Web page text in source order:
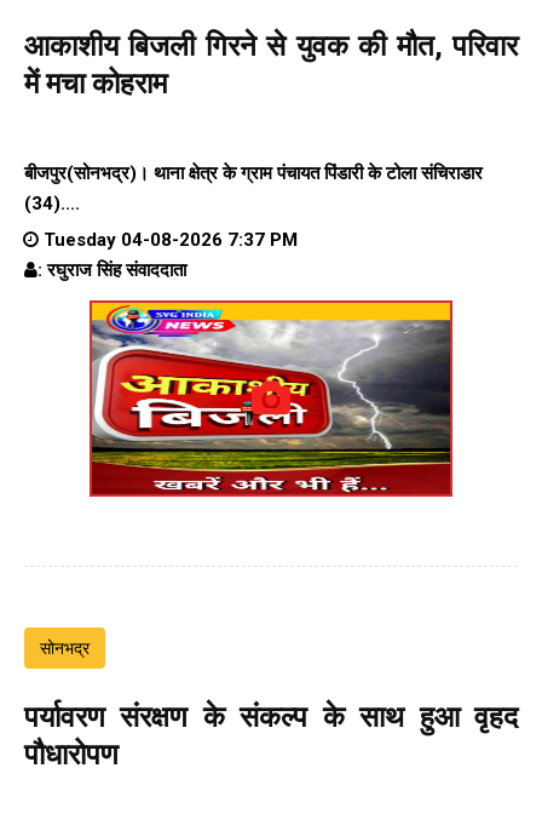
आकाशीय बिजली गिरने से युवक की मौत, परिवार
में मचा कोहराम
बीजपुर(सोनभद्र)। थाना क्षेत्र के ग्राम पंचायत पिंडारी के टोला संचिराडार
(34)....
Tuesday 04-08-2026 7:37 PM
: रघुराज सिंह संवाददाता
सोनभद्र
पर्यावरण संरक्षण के संकल्प के साथ हुआ वृहद
पौधारोपण